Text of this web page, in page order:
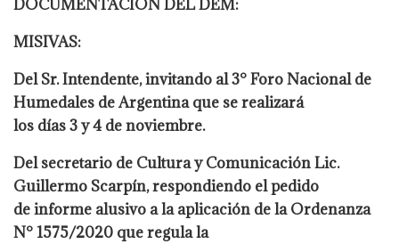
DOCUMENTACIÓN DEL DEM:
MISIVAS:
Del Sr. Intendente, invitando al 3° Foro Nacional de
Humedales de Argentina que se realizará
los días 3 y 4 de noviembre.
Del secretario de Cultura y Comunicación Lic.
Guillermo Scarpín, respondiendo el pedido
de informe alusivo a la aplicación de la Ordenanza
N° 1575/2020 que regula la